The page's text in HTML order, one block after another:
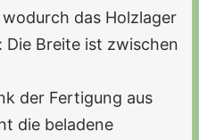
das Holzlager
Breite ist zwischen
der Fertigung aus
die beladene